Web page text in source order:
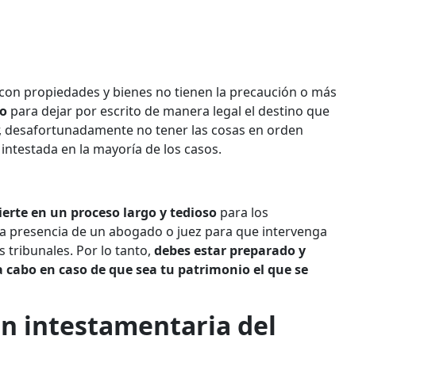
propiedades y bienes no tienen la precaución o más
para dejar por escrito de manera legal el destino que
no tener las cosas en orden
en la mayoría de los casos.
en un proceso largo y tedioso para los
presencia de un abogado o juez para que intervenga
tribunales. Por lo tanto, debes estar preparado y
en caso de que sea tu patrimonio el que se
intestamentaria del